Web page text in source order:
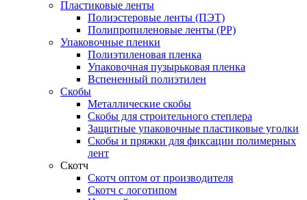
Пластиковые ленты
Полиэстеровые ленты (ПЭТ)
Полипропиленовые ленты (PP)
Упаковочные пленки
Полиэтиленовая пленка
Упаковочная пузырьковая пленка
Вспененный полиэтилен
Скобы
Металлические скобы
Скобы для строительного степлера
Защитные упаковочные пластиковые уголки
Скобы и пряжки для фиксации полимерных
лент
Скотч
Скотч оптом от производителя
Cкотч с логотипом